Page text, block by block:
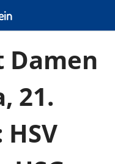
Damen
21.